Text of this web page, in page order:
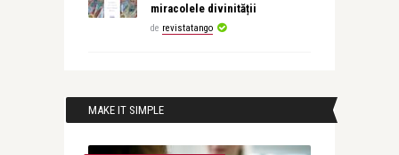
miracolele divinității
de revistatango
MAKE IT SIMPLE